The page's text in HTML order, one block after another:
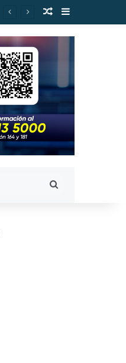
Publicación al
Barra lateral